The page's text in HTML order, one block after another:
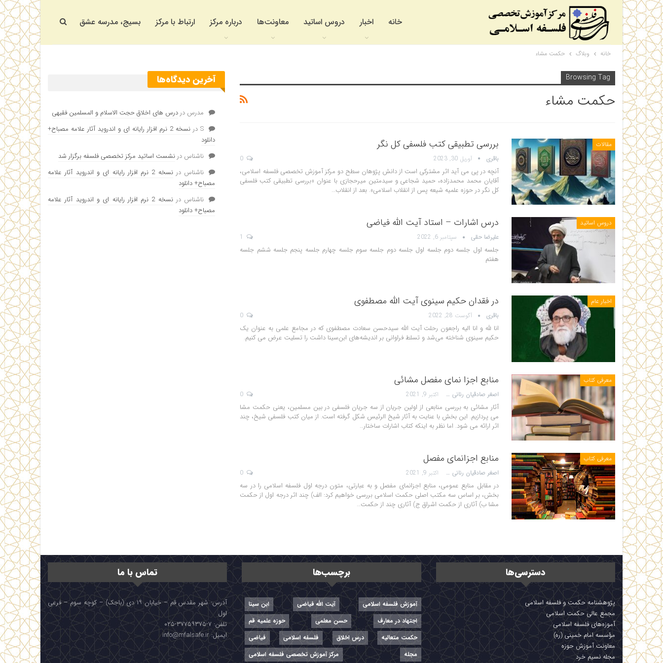
خانه اخبار دروس اساتید معاونت‌ها درباره مرکز ارتباط با مرکز بسیج، مدرسه عشق
خانه وبلاگ حکمت مشاء
Browsing Tag
حکمت مشاء
مقالات بررسی تطبیقی کتب فلسفی کل نگر
باقری آوریل 30, 2023
آنچه در پی می آید اثر مشترکی است از دانش پژوهان سطح دو مرکز آموزش تخصصی فلسفه اسلامی،
آقایان محمد محمدزاده، حمید شجاعی و سیدمتین میرحجازی با عنوان «بررسی تطبیقی کتب فلسفی
کل نگر در حوزه علمیه شیعه پس از انقلاب اسلامی». بعد از انقلاب…
دروس اساتید درس اشارات – استاد آیت الله فیاضی
علیرضا حقی سپتامبر 6, 2022
جلسه اول جلسه دوم جلسه اول جلسه دوم جلسه سوم جلسه چهارم جلسه پنجم جلسه ششم جلسه
هفتم
اخبار عام در فقدان حکیم سینوی آیت الله مصطفوی
باقری آگوست 28, 2022
انا لله و انا الیه راجعون رحلت آیت الله سیدحسن سعادت مصطفوی که در مجامع علمی به عنوان یک
حکیم سینوی شناخته می‌شد و تسلط فراوانی بر اندیشه‌های ابن‌سینا داشت را تسلیت عرض می کنیم.
معرفی کتاب منابع اجزا نمای مفصل مشائی
اصغر صادقیان رنانی اکتبر 9, 2021
آثار مشائی به بررسی منابعی از اولین جریان از سه جریان فلسفی در بین مسلمین، یعنی حکمت مشا
می پردازیم. این بخش با عنایت به آثار شیخ الرئیس شکل گرفته است. از میان کتب فلسفی شیخ، چند
اثر ارائه می شود. اما نظر به اینکه کتاب اشارات ساختار…
معرفی کتاب منابع اجزانمای مفصل
اصغر صادقیان رنانی اکتبر 9, 2021
در مقابل منابع عمومی، منابع اجزانمای مفصل و به عبارتی، متون درجه اول فلسفه اسلامی را در سه
بخش، بر اساس سه مکتب اصلی حکمت اسلامی بررسی خواهیم کرد: الف) چند اثر درجه اول از حکمت
مشا ب) آثاری از حکمت اشراق ج) آثاری چند از حکمت…
آخرین دیدگاه‌ها
مدرس در درس های اخلاق حجت الاسلام و المسلمین فقیهی
Sدر
نسخه 2 نرم افزار رایانه ای و اندروید آثار علامه مصباح+
دانلود
ناشناس در نشست اساتید مرکز تخصصی فلسفه برگزار شد
ناشناس در
نسخه 2 نرم افزار رایانه ای و اندروید آثار علامه
مصباح+ دانلود
ناشناس در
نسخه 2 نرم افزار رایانه ای و اندروید آثار علامه
مصباح+ دانلود
دسترسی‌ها
پژوهشنامه حکمت و فلسفه اسلامی
مجمع عالی حکمت اسلامی
آموزه‌های فلسفه اسلامی
مؤسسه امام خمینی (ره)
معاونت آموزش حوزه
مجله نسیم خرد
برچسب‌ها
آموزش فلسفه اسلامی آیت الله فیاضی
ابن سینا
اجتهاد در معارف
حسن معلمی
حوزه علمیه قم
حکمت متعالیه
درس اخلاق فلسفه اسلامی
فیاضی
مجله
مرکز آموزش تخصصی فلسفه اسلامی
تماس با ما
آدرس: شهر مقدس قم – خیابان ۱۹ دی (باجک) – کوچه سوم – فرعی
اول
تلفن: ۷-۳۷۷۵۹۳۷۵-۰۲۵
ایمیل: info@mfalsafe.ir